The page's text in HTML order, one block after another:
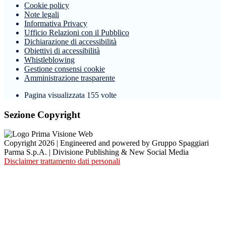
Cookie policy
Note legali
Informativa Privacy
Ufficio Relazioni con il Pubblico
Dichiarazione di accessibilità
Obiettivi di accessibilità
Whistleblowing
Gestione consensi cookie
Amministrazione trasparente
Pagina visualizzata 155 volte
Sezione Copyright
Copyright 2026 | Engineered and powered by Gruppo Spaggiari
Parma S.p.A. | Divisione Publishing & New Social Media
Disclaimer trattamento dati personali